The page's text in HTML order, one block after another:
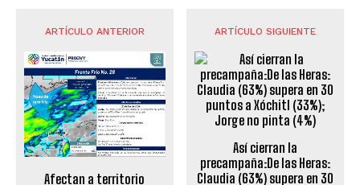
ARTÍCULO ANTERIOR
Afectan a territorio
ARTÍCULO SIGUIENTE
Así cierran la
precampaña:De las Heras:
Claudia (63%) supera en 30